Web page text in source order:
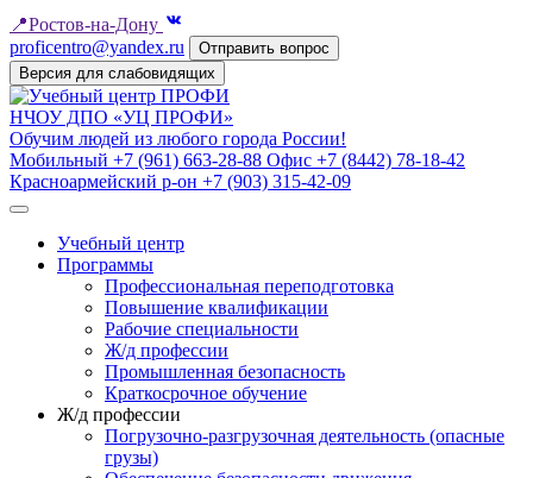
📍Ростов-на-Дону
proficentro@yandex.ru
Отправить вопрос
Версия для слабовидящих
НЧОУ ДПО «УЦ ПРОФИ»
Обучим людей из любого города России!
Мобильный +7 (961) 663-28-88 Офис +7 (8442) 78-18-42
Красноармейский р-он +7 (903) 315-42-09
Учебный центр
Программы
Профессиональная переподготовка
Повышение квалификации
Рабочие специальности
Ж/д профессии
Промышленная безопасность
Краткосрочное обучение
Ж/д профессии
Погрузочно-разгрузочная деятельность (опасные
грузы)